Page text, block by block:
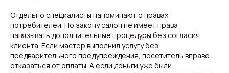
Отдельно специалисты напоминают о правах
потребителей. По закону салон не имеет права
навязывать дополнительные процедуры без согласия
клиента. Если мастер выполнил услугу без
предварительного предупреждения, посетитель вправе
отказаться от оплаты. А если деньги уже были